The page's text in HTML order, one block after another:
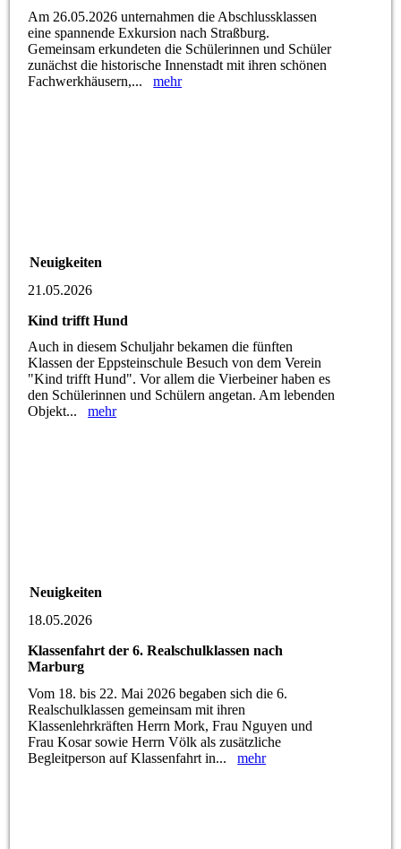
Am 26.05.2026 unternahmen die Abschlussklassen
eine spannende Exkursion nach Straßburg.
Gemeinsam erkundeten die Schülerinnen und Schüler
zunächst die historische Innenstadt mit ihren schönen
Fachwerkhäusern,...mehr
Neuigkeiten
21.05.2026
Kind trifft Hund
Auch in diesem Schuljahr bekamen die fünften
Klassen der Eppsteinschule Besuch von dem Verein
"Kind trifft Hund". Vor allem die Vierbeiner haben es
den Schülerinnen und Schülern angetan. Am lebenden
Objekt...mehr
Neuigkeiten
18.05.2026
Klassenfahrt der 6. Realschulklassen nach
Marburg
Vom 18. bis 22. Mai 2026 begaben sich die 6.
Realschulklassen gemeinsam mit ihren
Klassenlehrkräften Herrn Mork, Frau Nguyen und
Frau Kosar sowie Herrn Völk als zusätzliche
Begleitperson auf Klassenfahrt in...mehr